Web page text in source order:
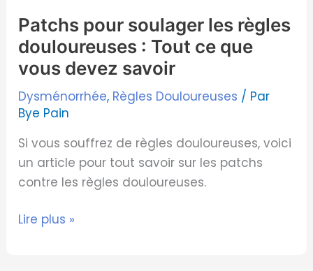
Patchs pour soulager les règles
douloureuses : Tout ce que
vous devez savoir
Dysménorrhée, Règles Douloureuses / Par
Bye Pain
Si vous souffrez de règles douloureuses, voici
un article pour tout savoir sur les patchs
contre les règles douloureuses.
vous
devez
savoir
Lire plus »